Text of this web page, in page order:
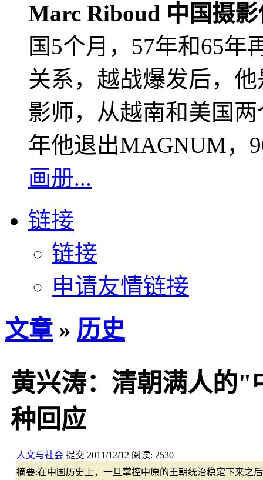
Marc Riboud 中国摄
国5个月，57年和65年
关系，越战爆发后，
影师，从越南和美国
年他退出MAGNUM，
画册...
链接
链接
申请友情链接
文章 » 历史
黄兴涛：清朝满人的
种回应
人文与社会 提交 2011/12/12 阅读: 2530
摘要:在中国历史上，一旦掌控中原的王朝统治稳定下来之